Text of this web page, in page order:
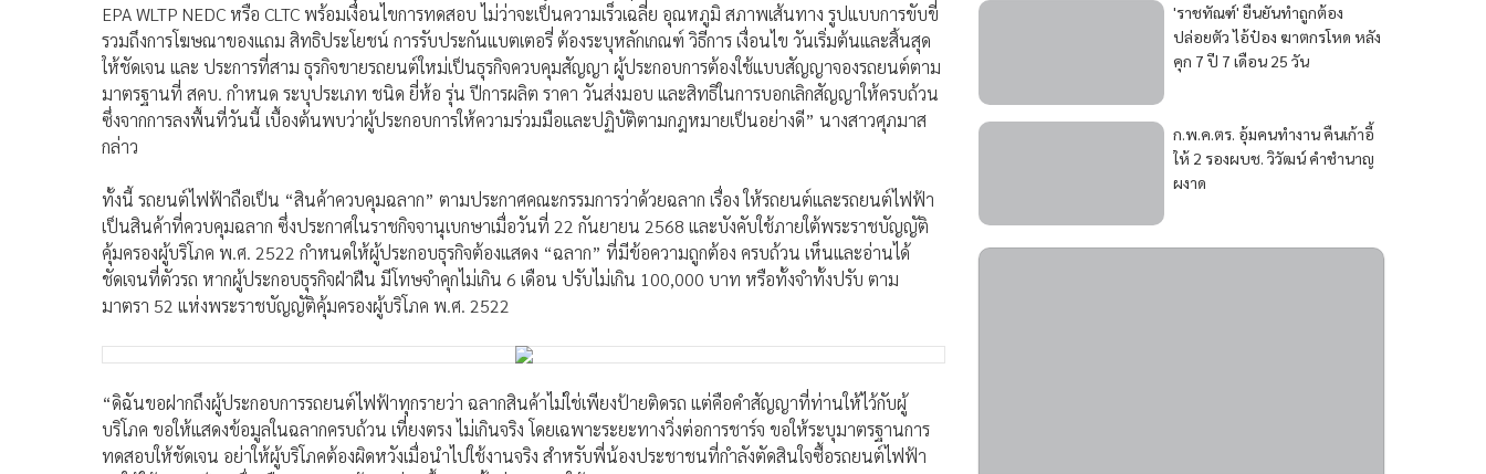
EPA WLTP NEDC หรือ CLTC พร้อมเงื่อนไขการทดสอบ ไม่ว่าจะเป็นความเร็วเฉลี่ย อุณหภูมิ สภาพเส้นทาง รูปแบบการขับขี่
รวมถึงการโฆษณาของแถม สิทธิประโยชน์ การรับประกันแบตเตอรี่ ต้องระบุหลักเกณฑ์ วิธีการ เงื่อนไข วันเริ่มต้นและสิ้นสุด
ให้ชัดเจน และ ประการที่สาม ธุรกิจขายรถยนต์ใหม่เป็นธุรกิจควบคุมสัญญา ผู้ประกอบการต้องใช้แบบสัญญาจองรถยนต์ตาม
มาตรฐานที่ สคบ. กำหนด ระบุประเภท ชนิด ยี่ห้อ รุ่น ปีการผลิต ราคา วันส่งมอบ และสิทธิในการบอกเลิกสัญญาให้ครบถ้วน
ซึ่งจากการลงพื้นที่วันนี้ เบื้องต้นพบว่าผู้ประกอบการให้ความร่วมมือและปฏิบัติตามกฎหมายเป็นอย่างดี” นางสาวศุภมาส
กล่าว
ทั้งนี้ รถยนต์ไฟฟ้าถือเป็น “สินค้าควบคุมฉลาก” ตามประกาศคณะกรรมการว่าด้วยฉลาก เรื่อง ให้รถยนต์และรถยนต์ไฟฟ้า
เป็นสินค้าที่ควบคุมฉลาก ซึ่งประกาศในราชกิจจานุเบกษาเมื่อวันที่ 22 กันยายน 2568 และบังคับใช้ภายใต้พระราชบัญญัติ
คุ้มครองผู้บริโภค พ.ศ. 2522 กำหนดให้ผู้ประกอบธุรกิจต้องแสดง “ฉลาก” ที่มีข้อความถูกต้อง ครบถ้วน เห็นและอ่านได้
ชัดเจนที่ตัวรถ หากผู้ประกอบธุรกิจฝ่าฝืน มีโทษจำคุกไม่เกิน 6 เดือน ปรับไม่เกิน 100,000 บาท หรือทั้งจำทั้งปรับ ตาม
มาตรา 52 แห่งพระราชบัญญัติคุ้มครองผู้บริโภค พ.ศ. 2522
“ดิฉันขอฝากถึงผู้ประกอบการรถยนต์ไฟฟ้าทุกรายว่า ฉลากสินค้าไม่ใช่เพียงป้ายติดรถ แต่คือคำสัญญาที่ท่านให้ไว้กับผู้
บริโภค ขอให้แสดงข้อมูลในฉลากครบถ้วน เที่ยงตรง ไม่เกินจริง โดยเฉพาะระยะทางวิ่งต่อการชาร์จ ขอให้ระบุมาตรฐานการ
ทดสอบให้ชัดเจน อย่าให้ผู้บริโภคต้องผิดหวังเมื่อนำไปใช้งานจริง สำหรับพี่น้องประชาชนที่กำลังตัดสินใจซื้อรถยนต์ไฟฟ้า
'ราชทัณฑ์' ยืนยันทำถูกต้อง
ปล่อยตัว ไอ้ป๋อง ฆาตกรโหด หลัง
คุก 7 ปี 7 เดือน 25 วัน
ก.พ.ค.ตร. อุ้มคนทำงาน คืนเก้าอี้
ให้ 2 รองผบช. วิวัฒน์ คำชำนาญ
ผงาด